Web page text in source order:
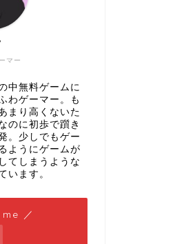
マー
中無料ゲームに
わゲーマー。も
まり高くないた
のに初歩で躓き
。少しでもゲー
ようにゲームが
てしまうような
います。
／